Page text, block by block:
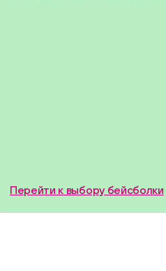
Перейти к выбору бейсболки